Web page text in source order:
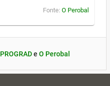
Fonte: O Perobal
PROGRADe O Perobal